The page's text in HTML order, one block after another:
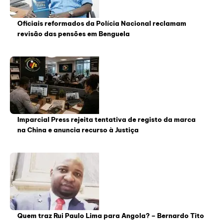
Oficiais reformados da Polícia Nacional reclamam
revisão das pensões em Benguela
Imparcial Press rejeita tentativa de registo da marca
na China e anuncia recurso à Justiça
Quem traz Rui Paulo Lima para Angola? – Bernardo Tito